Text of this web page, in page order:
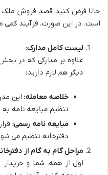
حالا فرض کنید قصد فروش ملک
است. در این صورت، فرآیند کمی
لیست کامل مدارک:
علاوه بر مدارکی که در
دیگر هم لازم دارید:
خلاصه معامله: این
تنظیم مبایعه نامه
مبایعه نامه رسمی:
دفترخانه تنظیم می
مراحل گام به گام از
اول از همه، شما و